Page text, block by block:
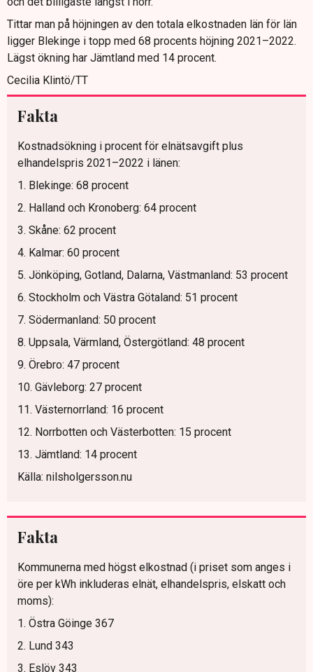
Tittar man på höjningen av den totala elkostnaden län för län
ligger Blekinge i topp med 68 procents höjning 2021–2022.
Lägst ökning har Jämtland med 14 procent.
Cecilia Klintö/TT
Fakta
Kostnadsökning i procent för elnätsavgift plus
elhandelspris 2021–2022 i länen:
1. Blekinge: 68 procent
2. Halland och Kronoberg: 64 procent
3. Skåne: 62 procent
4. Kalmar: 60 procent
5. Jönköping, Gotland, Dalarna, Västmanland: 53 procent
6. Stockholm och Västra Götaland: 51 procent
7. Södermanland: 50 procent
8. Uppsala, Värmland, Östergötland: 48 procent
9. Örebro: 47 procent
10. Gävleborg: 27 procent
11. Västernorrland: 16 procent
12. Norrbotten och Västerbotten: 15 procent
13. Jämtland: 14 procent
Källa: nilsholgersson.nu
Fakta
Kommunerna med högst elkostnad (i priset som anges i
öre per kWh inkluderas elnät, elhandelspris, elskatt och
moms):
1. Östra Göinge 367
2. Lund 343
3. Eslöv 343